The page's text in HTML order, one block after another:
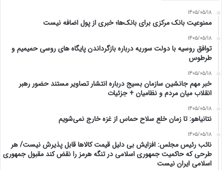
1405/05/18
ممنوعیت بانک مرکزی برای بانک‌ها؛ خبری از پول اضافه نیست
1405/05/18
توافق روسیه با دولت سوریه درباره بازگرداندن پایگاه های روسی حمیمیم و
طرطوس
1405/05/18
خبر مهم جانشین سازمان بسیج درباره انتشار تصاویر مستند حضور رهبر
انقلاب میان مردم و نظامیان + جزئیات
1405/05/18
نتانیاهو: تا زمان خلع سلاح حماس از غزه خارج نمی‌شویم
1405/05/18
نائب رئیس مجلس: افزایش بی دلیل قیمت کالاها قابل پذیرش نیست/ هر
طرحی که حاکمیت جمهوری اسلامی در تنگه هرمز را نقض کند مقبول جمهوری
اسلامی ایران نیست